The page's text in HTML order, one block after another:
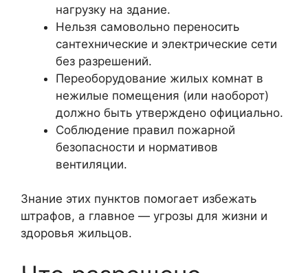
нагрузку на здание.
Нельзя самовольно переносить
сантехнические и электрические сети
без разрешений.
Переоборудование жилых комнат в
нежилые помещения (или наоборот)
должно быть утверждено официально.
Соблюдение правил пожарной
безопасности и нормативов
вентиляции.
Знание этих пунктов помогает избежать
штрафов, а главное — угрозы для жизни и
здоровья жильцов.